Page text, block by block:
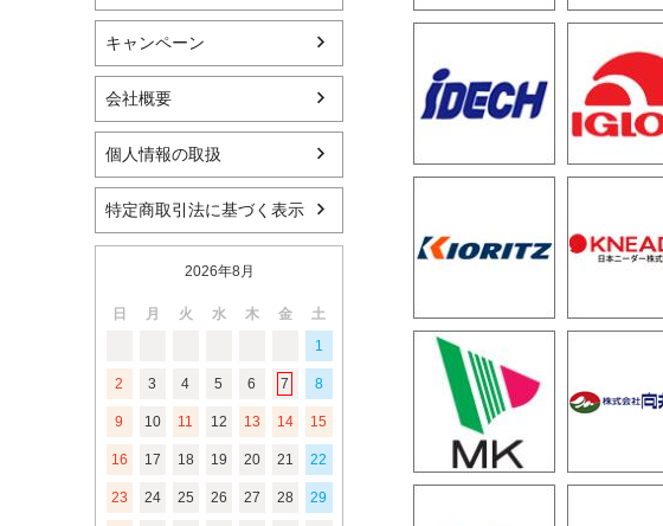
キャンペーン
会社概要
個人情報の取扱
特定商取引法に基づく表示
2026年8月
日 月 火 水 木 金
土
1
2 3 4 5 6 7 8
9 10 11 12 13 14 15
16 17 18 19 20 21 22
23 24 25 26 27 28 29